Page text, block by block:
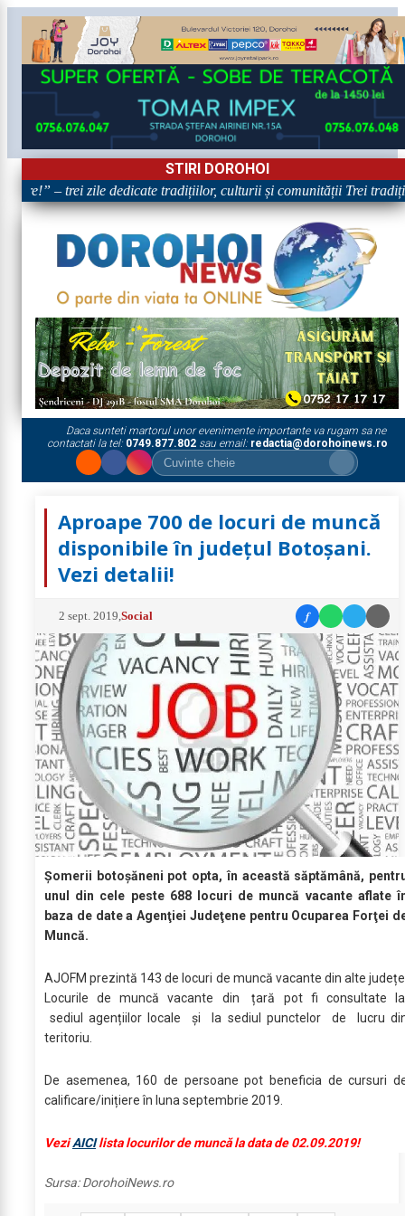
STIRI DOROHOI
– trei zile dedicate tradițiilor, culturii și comunității Trei
Daca sunteti martorul unor evenimente importante va rugam sa ne
contactati la tel: 0749.877.802sau email: redactia@dorohoinews.ro
Aproape 700 de locuri de muncă
disponibile în județul Botoșani.
Vezi detalii!
2 sept. 2019 ,Social f
Şomerii botoşăneni pot opta, în această săptămână,
unul din cele peste 688 locuri de muncă vacante aflate
baza de date a Agenţiei Judeţene pentru Ocuparea Forţei
Muncă.
AJOFM prezintă 143 de locuri de muncă vacante din alte
Locurile de muncă vacante din țară pot fi consultate
sediul agențiilor locale şi la sediul punctelor de lucru
teritoriu.
De asemenea, 160 de persoane pot beneficia de cursuri
calificare/inițiere în luna septembrie 2019.
VeziAICIlista locurilor de muncă la data de 02.09.2019!
Sursa:DorohoiNews.ro